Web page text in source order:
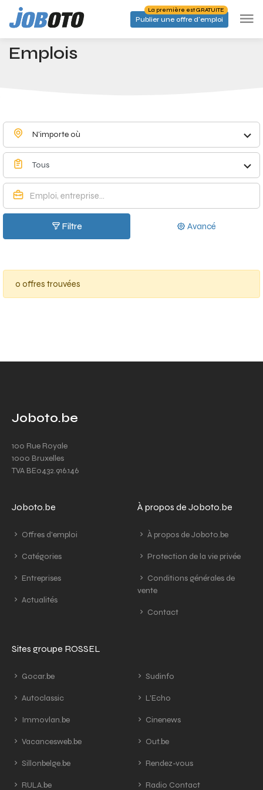
Skip to main content
Publier une offre d'emploi
La première est GRATUITE
Accueil Emplois à Forchies-la-Marche - Joboto
Emplois
N'importe où
Tous
Filtre Avancé
0 offres trouvées
Joboto.be
100 Rue Royale
1000 Bruxelles
TVA BE0432.916.146
Joboto.be
Offres d'emploi
Catégories
Entreprises
Actualités
À propos de Joboto.be
À propos de Joboto.be
Protection de la vie privée
Conditions générales de
vente
Contact
Sites groupe ROSSEL
Gocar.be
Autoclassic
Immovlan.be
Vacancesweb.be
Sillonbelge.be
RULA.be
Sudinfo
L'Echo
Cinenews
Out.be
Rendez-vous
Radio Contact